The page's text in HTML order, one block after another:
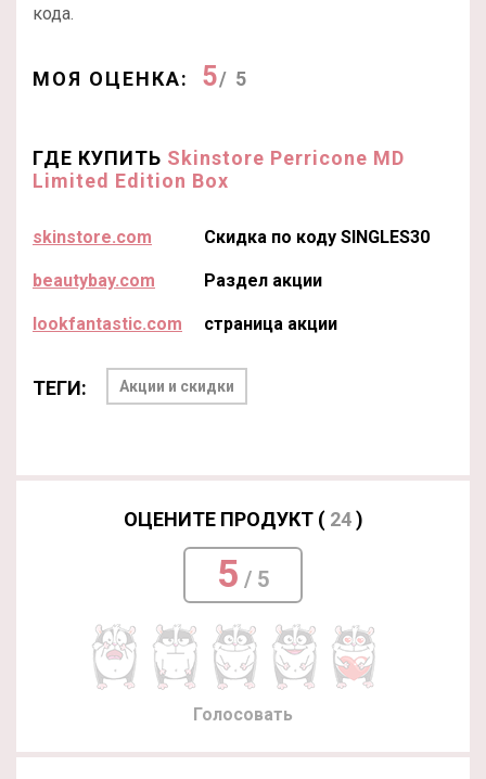
кода.
МОЯ ОЦЕНКА: 5/ 5
ГДЕ КУПИТЬ Skinstore Perricone MD
Limited Edition Box
skinstore.com Скидка по коду SINGLES30
beautybay.com Раздел акции
lookfantastic.com страница акции
ТЕГИ: Акции и скидки
ОЦЕНИТЕ ПРОДУКТ ( 24)
5 / 5
Голосовать